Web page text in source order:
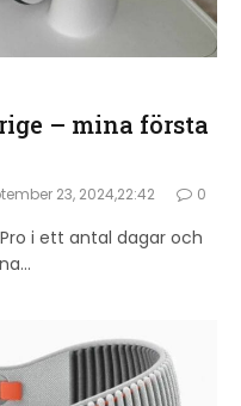
– mina första
23, 2024,22:42 0
i ett antal dagar och